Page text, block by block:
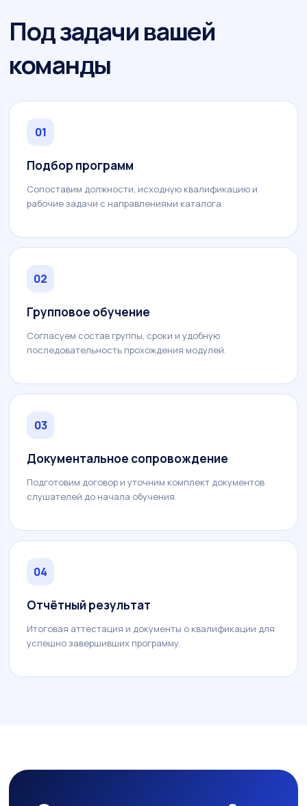
Под задачи вашей
команды
01
Подбор программ
Сопоставим должности, исходную квалификацию и
рабочие задачи с направлениями каталога.
02
Групповое обучение
Согласуем состав группы, сроки и удобную
последовательность прохождения модулей.
03
Документальное сопровождение
Подготовим договор и уточним комплект документов
слушателей до начала обучения.
04
Отчётный результат
Итоговая аттестация и документы о квалификации для
успешно завершивших программу.